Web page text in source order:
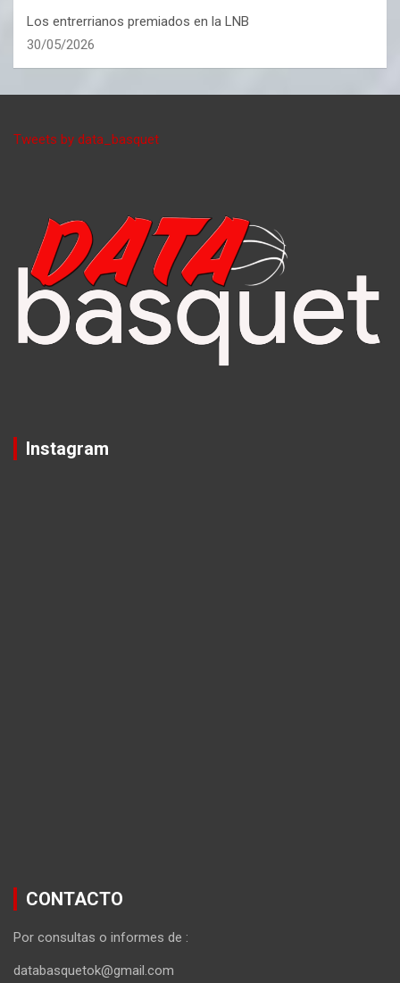
Los entrerrianos premiados en la LNB
30/05/2026
Tweets by data_basquet
Instagram
CONTACTO
Por consultas o informes de :
databasquetok@gmail.com